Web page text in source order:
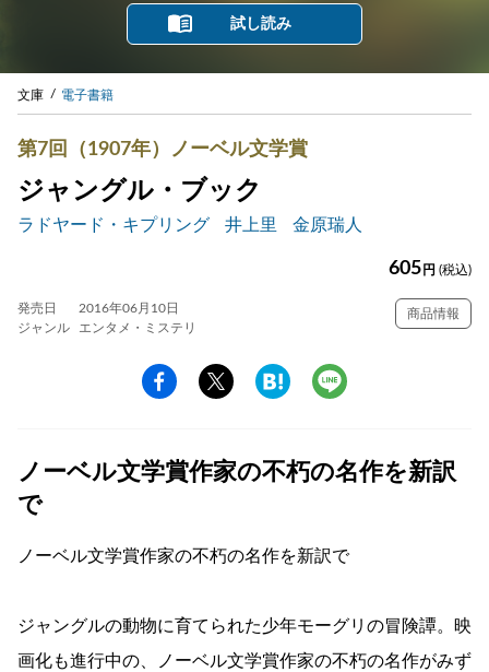
試し読み
文庫 電子書籍
第7回（1907年）ノーベル文学賞
ジャングル・ブック
ラドヤード・キプリング 井上里 金原瑞人
605 円 (税込)
発売日
2016年06月10日
ジャンル
エンタメ・ミステリ
商品情報
ノーベル文学賞作家の不朽の名作を新訳
で
ノーベル文学賞作家の不朽の名作を新訳で
ジャングルの動物に育てられた少年モーグリの冒険譚。映
画化も進行中の、ノーベル文学賞作家の不朽の名作がみず